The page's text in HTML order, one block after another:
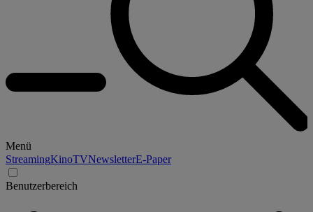
Menü
StreamingKinoTVNewsletterE-Paper
Benutzerbereich